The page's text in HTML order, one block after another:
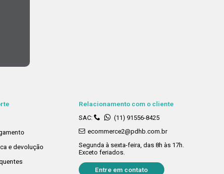
e devolução
Relacionamento com o cliente
SAC:
(11) 91556-8425
ecommerce2@pdhb.com.br
Segunda à sexta-feira, das 8h às 17h.
Exceto feriados.
Entre em contato